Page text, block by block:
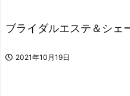
ブライダルエステ＆シェ
2021年10月19日